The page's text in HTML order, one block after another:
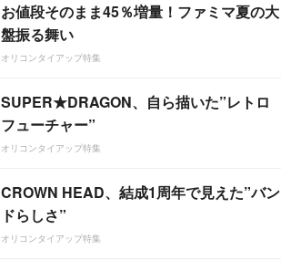
お値段そのまま45％増量！ファミマ夏の大
盤振る舞い
オリコンタイアップ特集
SUPER★DRAGON、自ら描いた”レトロ
フューチャー”
オリコンタイアップ特集
CROWN HEAD、結成1周年で見えた”バン
ドらしさ”
オリコンタイアップ特集